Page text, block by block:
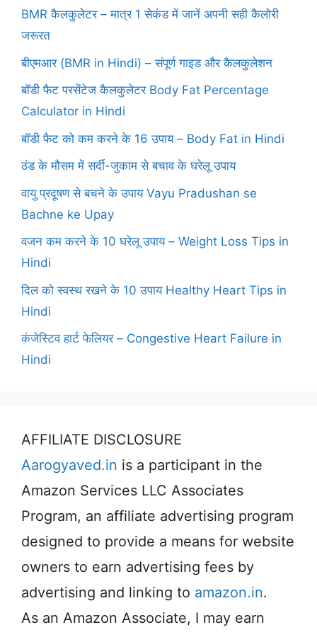
BMR कैलकुलेटर – मात्र 1 सेकंड में जानें अपनी सही कैलोरी
जरूरत
बीएमआर (BMR in Hindi) – संपूर्ण गाइड और कैलकुलेशन
बॉडी फैट परसेंटेज कैलकुलेटर Body Fat Percentage
Calculator in Hindi
बॉडी फैट को कम करने के 16 उपाय – Body Fat in Hindi
ठंड के मौसम में सर्दी-जुकाम से बचाव के घरेलू उपाय
वायु प्रदूषण से बचने के उपाय Vayu Pradushan se
Bachne ke Upay
वजन कम करने के 10 घरेलू उपाय – Weight Loss Tips in
Hindi
दिल को स्वस्थ रखने के 10 उपाय Healthy Heart Tips in
Hindi
कंजेस्टिव हार्ट फेलियर – Congestive Heart Failure in
Hindi
AFFILIATE DISCLOSURE
Aarogyaved.in is a participant in the
Amazon Services LLC Associates
Program, an affiliate advertising program
designed to provide a means for website
owners to earn advertising fees by
advertising and linking to amazon.in.
As an Amazon Associate, I may earn